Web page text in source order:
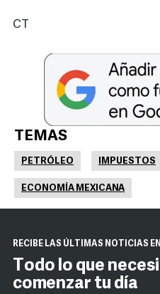
CT
TEMAS
PETRÓLEO IMPUESTOS
ECONOMÍA MEXICANA
RECIBE LAS ÚLTIMAS NOTICIAS
Todo lo que
comenzar tu día